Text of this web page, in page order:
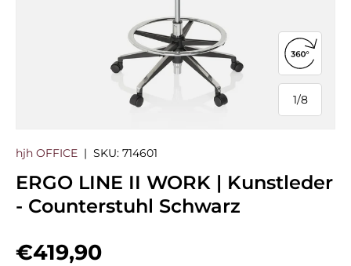
1/
von
8
360°-
hjh OFFICE | SKU: 714601
ERGO LINE II WORK | Kunstleder
- Counterstuhl Schwarz
Normaler Preis
€419,90